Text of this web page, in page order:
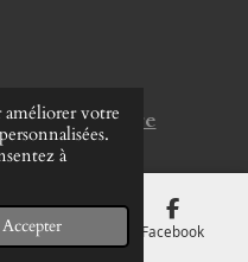
améliorer votre
à
Accepter
créoles pierre
Carte Facebook